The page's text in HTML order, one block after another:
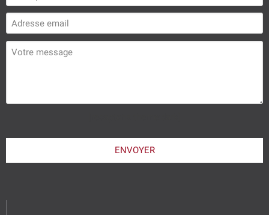
ENVOYER